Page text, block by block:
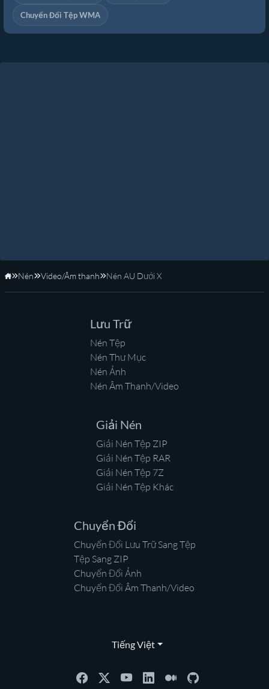
Chuyển Đổi Tệp WMA
Trang Chủ
Nén Video/Âm thanh Nén AU Dưới X
Lưu Trữ
Nén Tệp
Nén Thư Mục
Nén Ảnh
Nén Âm Thanh/Video
Giải Nén
Giải Nén Tệp ZIP
Giải Nén Tệp RAR
Giải Nén Tệp 7Z
Giải Nén Tệp Khác
Chuyển Đổi
Chuyển Đổi Lưu Trữ Sang Tệp
Tệp Sang ZIP
Chuyển Đổi Ảnh
Chuyển Đổi Âm Thanh/Video
Tiếng Việt